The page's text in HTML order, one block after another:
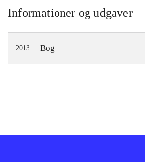
Informationer og udgaver
2013 Bog